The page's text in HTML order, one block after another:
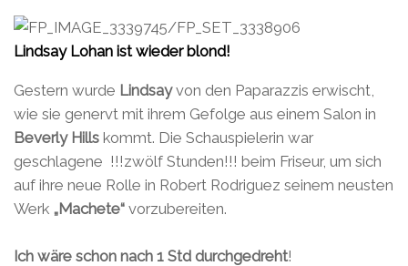
Lindsay Lohan ist wieder blond!
Gestern wurde Lindsayvon den Paparazzis erwischt,
wie sie genervt mit ihrem Gefolge aus einem Salon in
Beverly Hills kommt. Die Schauspielerin war
geschlagene !!!zwölf Stunden!!! beim Friseur, um sich
auf ihre neue Rolle in Robert Rodriguez seinem neusten
Werk „Machete“ vorzubereiten.
Ich wäre schon nach 1 Std durchgedreht!